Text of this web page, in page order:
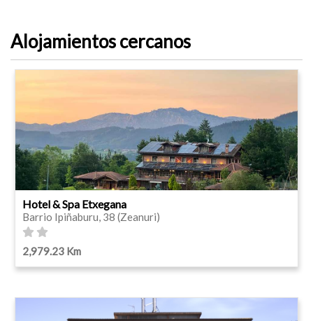
Alojamientos cercanos
Hotel & Spa Etxegana
Barrio Ipiñaburu, 38 (Zeanuri)
2,979.23 Km